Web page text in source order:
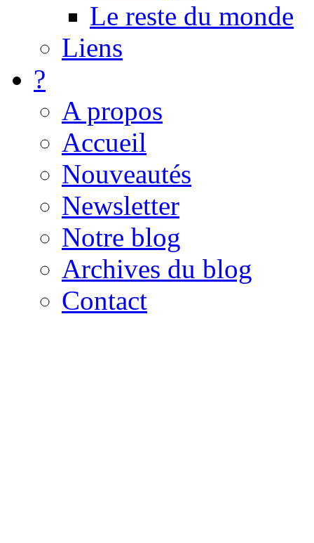
Le reste du monde
Liens
?
A propos
Accueil
Nouveautés
Newsletter
Notre blog
Archives du blog
Contact